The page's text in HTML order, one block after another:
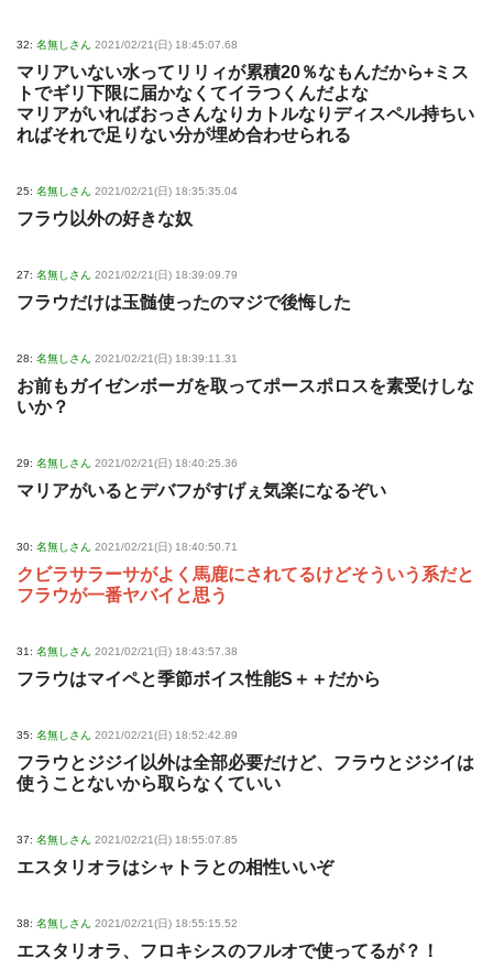
32: 名無しさん 2021/02/21(日) 18:45:07.68
マリアいない水ってリリィが累積20％なもんだから+ミス
トでギリ下限に届かなくてイラつくんだよな
マリアがいればおっさんなりカトルなりディスペル持ちい
ればそれで足りない分が埋め合わせられる
25: 名無しさん 2021/02/21(日) 18:35:35.04
フラウ以外の好きな奴
27: 名無しさん 2021/02/21(日) 18:39:09.79
フラウだけは玉髄使ったのマジで後悔した
28: 名無しさん 2021/02/21(日) 18:39:11.31
お前もガイゼンボーガを取ってポースポロスを素受けしな
いか？
29: 名無しさん 2021/02/21(日) 18:40:25.36
マリアがいるとデバフがすげぇ気楽になるぞい
30: 名無しさん 2021/02/21(日) 18:40:50.71
クビラサラーサがよく馬鹿にされてるけどそういう系だと
フラウが一番ヤバイと思う
31: 名無しさん 2021/02/21(日) 18:43:57.38
フラウはマイペと季節ボイス性能S＋＋だから
35: 名無しさん 2021/02/21(日) 18:52:42.89
フラウとジジイ以外は全部必要だけど、フラウとジジイは
使うことないから取らなくていい
37: 名無しさん 2021/02/21(日) 18:55:07.85
エスタリオラはシャトラとの相性いいぞ
38: 名無しさん 2021/02/21(日) 18:55:15.52
エスタリオラ、フロキシスのフルオで使ってるが？！